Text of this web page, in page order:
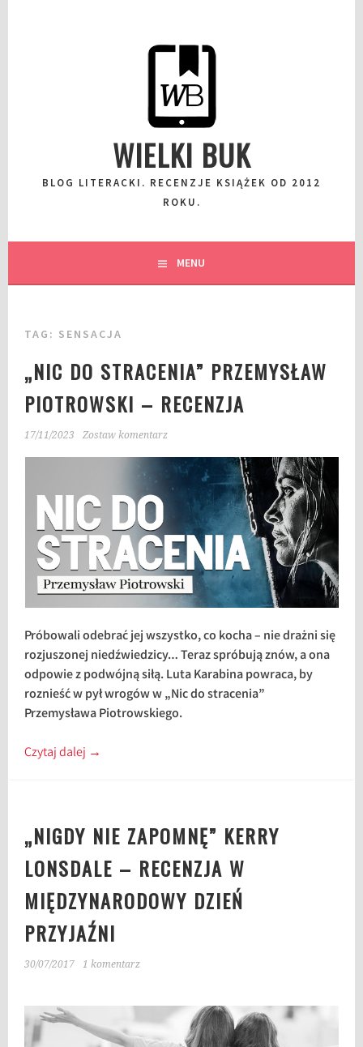
WIELKI BUK
BLOG LITERACKI. RECENZJE KSIĄŻEK OD 2012
ROKU.
MENU
TAG: SENSACJA
„NIC DO STRACENIA” PRZEMYSŁAW
PIOTROWSKI – RECENZJA
17/11/2023 Zostaw komentarz
Próbowali odebrać jej wszystko, co kocha – nie drażni się
rozjuszonej niedźwiedzicy… Teraz spróbują znów, a ona
odpowie z podwójną siłą. Luta Karabina powraca, by
roznieść w pył wrogów w „Nic do stracenia”
Przemysława Piotrowskiego.
Czytaj dalej →
„NIGDY NIE ZAPOMNĘ” KERRY
LONSDALE – RECENZJA W
MIĘDZYNARODOWY DZIEŃ
PRZYJAŹNI
30/07/2017 1 komentarz